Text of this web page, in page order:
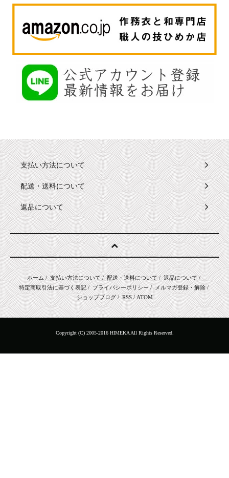
支払い方法について
配送・送料について
返品について
ホーム/ 支払い方法について/ 配送・送料について/ 返品について/
特定商取引法に基づく表記/ プライバシーポリシー/ メルマガ登録・解除/
ショップブログ/ RSS/ATOM
Copyright (C) 2005-2016 HIMEKA All Rights Reserved.